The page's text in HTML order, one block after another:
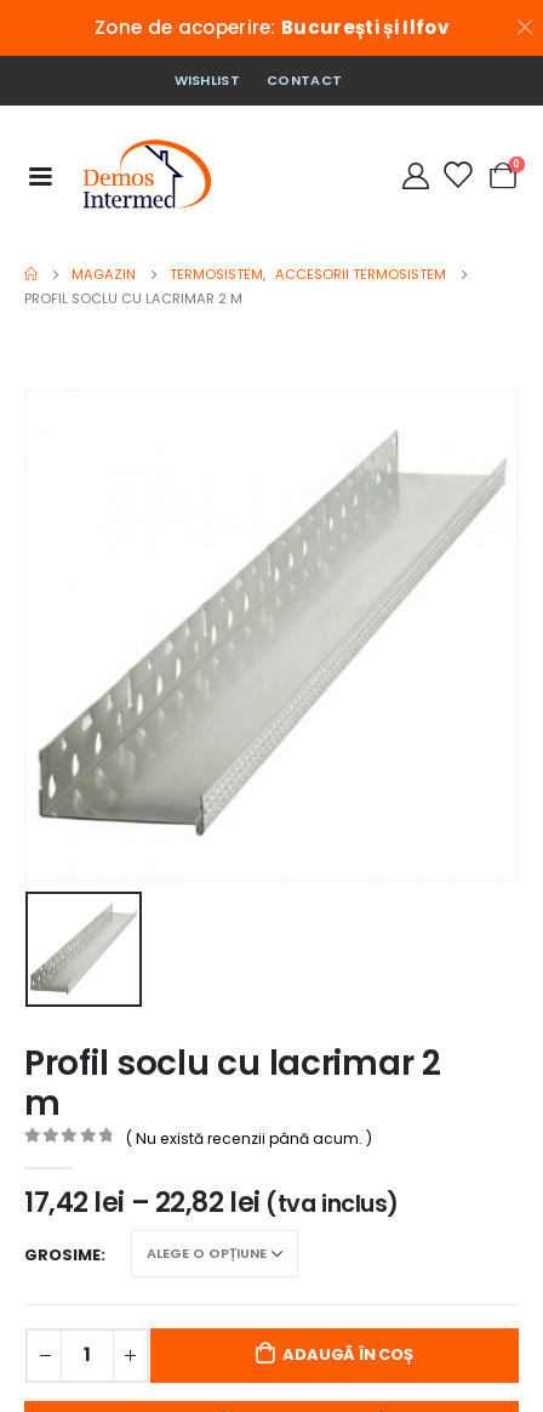
Zone de acoperire: București și Ilfov
WISHLIST CONTACT
0
MAGAZIN TERMOSISTEM, ACCESORII TERMOSISTEM
PROFIL SOCLU CU LACRIMAR 2 M
Profil soclu cu lacrimar 2
m
( Nu există recenzii până acum. )
17,42 lei – 22,82 lei (tva inclus)
GROSIME
ADAUGĂ ÎN COȘ